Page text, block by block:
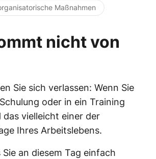
Maßnahmen
nicht von
Sie sich verlassen: Wenn Sie
oder in ein Training
das vielleicht einer der
Ihres Arbeitslebens.
an diesem Tag einfach